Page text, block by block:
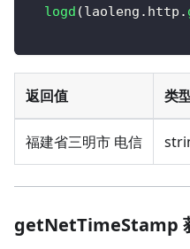
logd (laoleng . http .
返回值 类
福建省三明市 电信
getNetTimeStamp